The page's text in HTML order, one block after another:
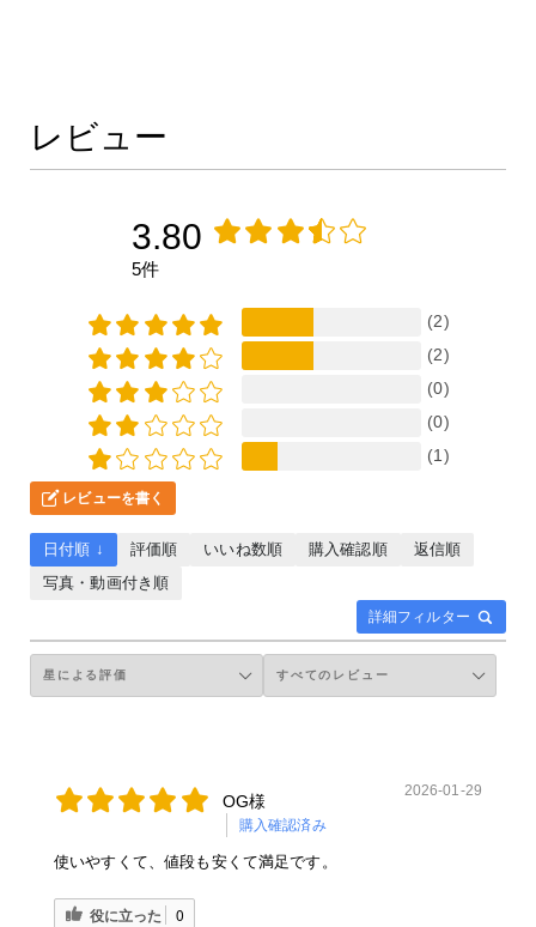
レビュー
3.80
5件
(2)
(2)
(0)
(0)
(1)
レビューを書く
詳細フィルター
日付順 ↓ 評価順 いいね数順 購入確認順
返信順
写真・動画付き順
OG様
購入確認済み
2026-01-29
使いやすくて、値段も安くて満足です。
役に立った 0